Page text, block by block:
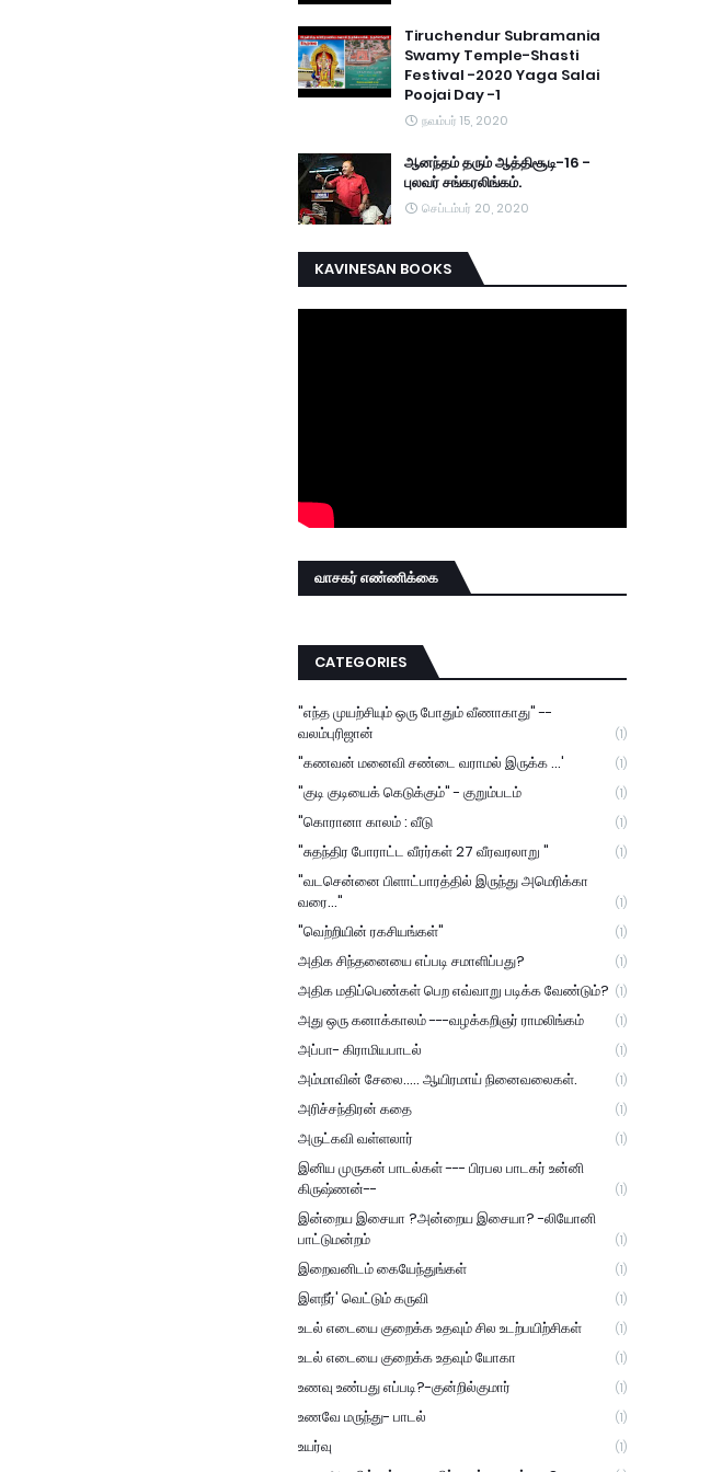
Tiruchendur Subramania
Swamy Temple-Shasti
Festival -2020 Yaga Salai
Poojai Day -1
நவம்பர் 15, 2020
ஆனந்தம் தரும் ஆத்திசூடி-16 -
புலவர் சங்கரலிங்கம்.
செப்டம்பர் 20, 2020
KAVINESAN BOOKS
வாசகர் எண்ணிக்கை
CATEGORIES
"எந்த முயற்சியும் ஒரு போதும் வீணாகாது" --
வலம்புரிஜான்
(1)
"கணவன் மனைவி சண்டை வராமல் இருக்க ...' (1)
"குடி குடியைக் கெடுக்கும்" - குறும்படம் (1)
"கொரானா காலம் : வீடு (1)
"சுதந்திர போராட்ட வீரர்கள் 27 வீரவரலாறு " (1)
"வடசென்னை பிளாட்பாரத்தில் இருந்து அமெரிக்கா
வரை..."
(1)
"வெற்றியின் ரகசியங்கள்" (1)
அதிக சிந்தனையை எப்படி சமாளிப்பது? (1)
அதிக மதிப்பெண்கள் பெற எவ்வாறு படிக்க வேண்டும்? (1)
அது ஒரு கனாக்காலம் ---வழக்கறிஞர் ராமலிங்கம் (1)
அப்பா- கிராமியபாடல் (1)
அம்மாவின் சேலை..... ஆயிரமாய் நினைவலைகள். (1)
அரிச்சந்திரன் கதை (1)
அருட்கவி வள்ளலார் (1)
இனிய முருகன் பாடல்கள் --- பிரபல பாடகர் உன்னி
கிருஷ்ணன்--
(1)
இன்றைய இசையா ?அன்றைய இசையா? -லியோனி
பாட்டுமன்றம்
(1)
இறைவனிடம் கையேந்துங்கள் (1)
இளநீர்' வெட்டும் கருவி (1)
உடல் எடையை குறைக்க உதவும் சில உடற்பயிற்சிகள் (1)
உடல் எடையை குறைக்க உதவும் யோகா (1)
உணவு உண்பது எப்படி?-குன்றில்குமார் (1)
உணவே மருந்து- பாடல் (1)
உயர்வு (1)